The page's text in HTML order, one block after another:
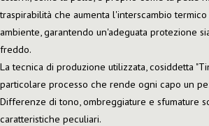
traspirabilità che aumenta l'interscambio
ambiente, garantendo un'adeguata protezione
freddo.
La tecnica di produzione utilizzata, cosiddetta
particolare processo che rende ogni capo un
Differenze di tono, ombreggiature e sfumature
caratteristiche peculiari.